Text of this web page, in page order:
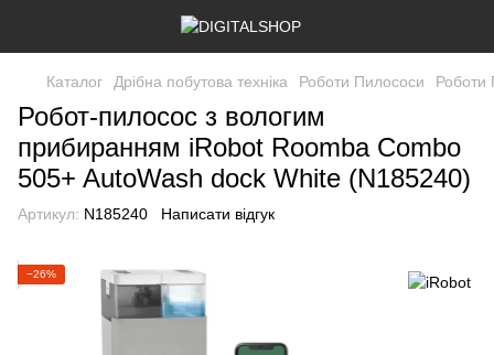
Каталог Дрібна побутова техніка Роботи Пилососи Роботи
Робот-пилосос з вологим
прибиранням iRobot Roomba Combo
505+ AutoWash dock White (N185240)
Артикул: N185240 Написати відгук
−26%